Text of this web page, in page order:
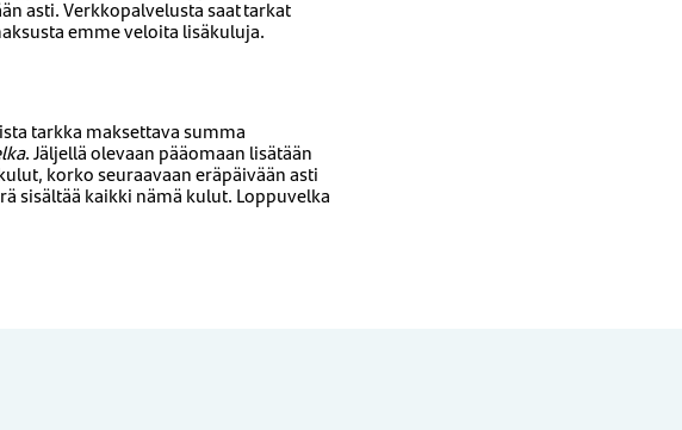
asti. Verkkopalvelusta saat tarkat
emme veloita lisäkuluja.
tarkka maksettava summa
. Jäljellä olevaan pääomaan lisätään
korko seuraavaan eräpäivään asti
sisältää kaikki nämä kulut. Loppuvelka